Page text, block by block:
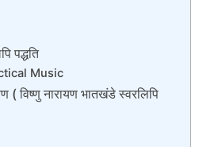
पद्धति
Music
( विष्णु नारायण भातखंडे स्वरलिपि